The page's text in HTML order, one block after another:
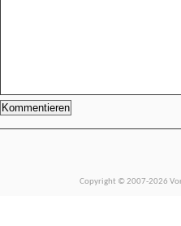
Copyright © 2007-2026